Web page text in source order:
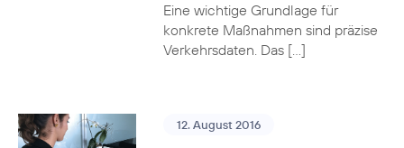
Eine wichtige Grundlage für
konkrete Maßnahmen sind präzise
Verkehrsdaten. Das […]
12. August 2016